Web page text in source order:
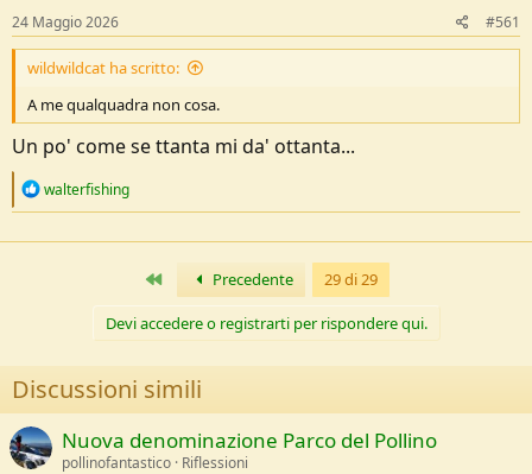
s
c
u
s
s
i
o
e
o
24 Maggio 2026 #561
wildwildcat ha scritto:
A me qualquadra non cosa.
Un po' come se ttanta mi da' ottanta...
R
c
walterfishing
Primo Precedente 29 di 29
Devi accedere o registrarti per rispondere qui.
Discussioni simili
Nuova denominazione Parco del Pollino
pollinofantastico Riflessioni